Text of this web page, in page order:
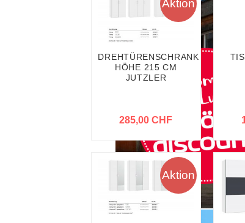
Aktion
DREHTÜRENSCHRANK
HÖHE 215 CM
JUTZLER
285,00 CHF
Aktion